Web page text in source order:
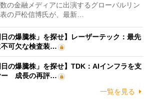
の金融メディアに出演するグローバルリン
の戸松信博氏が、最新…
日の爆騰株」を探せ】レーザーテック：最先
可欠な検査装…
日の爆騰株」を探せ】TDK：AIインフラを支
ー 成長の再評…
一覧を見る